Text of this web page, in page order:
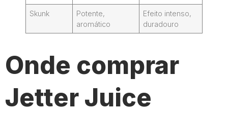
Skunk
Potente,
aromático
Efeito intenso,
duradouro
Onde comprar
Jetter Juice